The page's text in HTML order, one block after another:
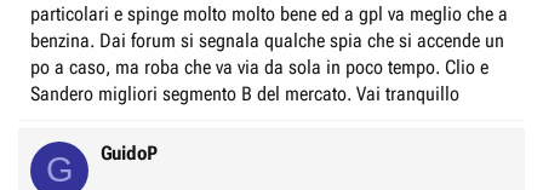
particolari e spinge molto molto bene ed a gpl va meglio che a
benzina. Dai forum si segnala qualche spia che si accende un
po a caso, ma roba che va via da sola in poco tempo. Clio e
Sandero migliori segmento B del mercato. Vai tranquillo
G GuidoP